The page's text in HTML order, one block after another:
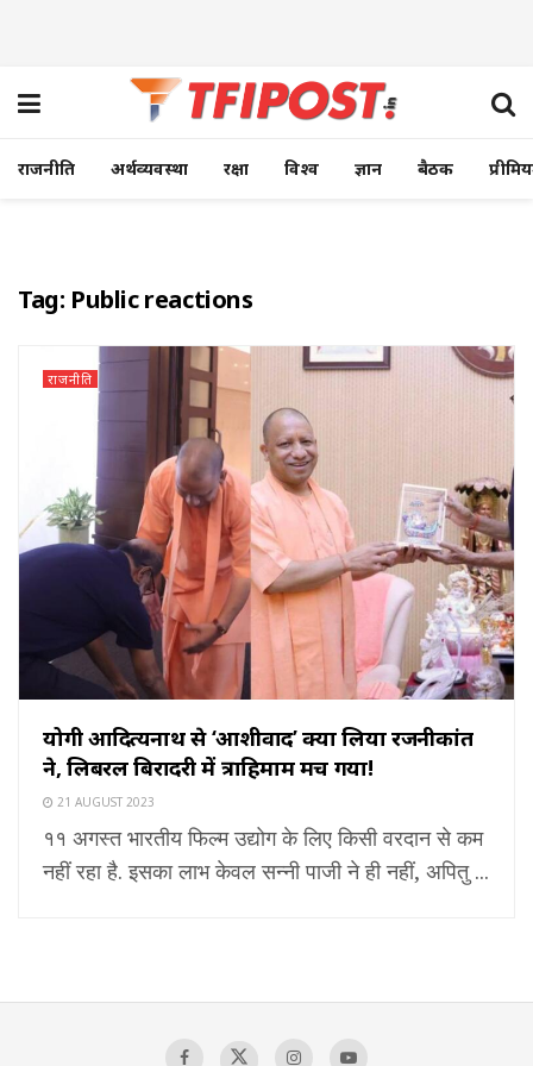
राजनीति अर्थव्यवस्था रक्षा विश्व ज्ञान बैठक
Tag: Public reactions
राजनीति
योगी आदित्यनाथ से ‘आशीर्वाद’ क्या लिया रजनीकांत
ने, लिबरल बिरादरी में त्राहिमाम मच गया!
21 AUGUST 2023
११ अगस्त भारतीय फिल्म उद्योग के लिए किसी वरदान से कम
नहीं रहा है. इसका लाभ केवल सन्नी पाजी ने ही नहीं, अपितु ...